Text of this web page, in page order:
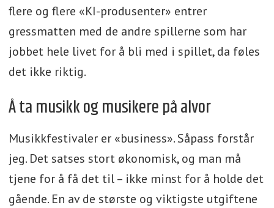
flere og flere «KI-produsenter» entrer
gressmatten med de andre spillerne som har
jobbet hele livet for å bli med i spillet, da føles
det ikke riktig.
Å ta musikk og musikere på alvor
Musikkfestivaler er «business». Såpass forstår
jeg. Det satses stort økonomisk, og man må
tjene for å få det til – ikke minst for å holde det
gående. En av de største og viktigste utgiftene